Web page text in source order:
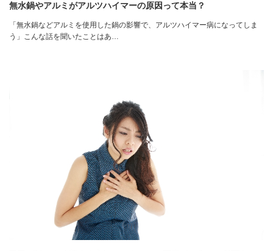
無水鍋やアルミがアルツハイマーの原因って本当？
「無水鍋などアルミを使用した鍋の影響で、アルツハイマー病になってしま
う」こんな話を聞いたことはあ…